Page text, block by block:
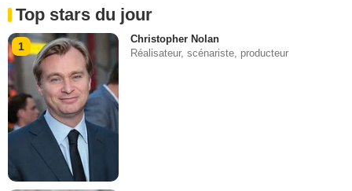
Top stars du jour
1
Christopher Nolan
Réalisateur, scénariste, producteur